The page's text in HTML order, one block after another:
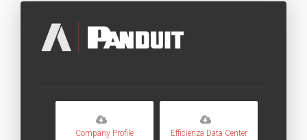
Company Profile Efficienza Data Center